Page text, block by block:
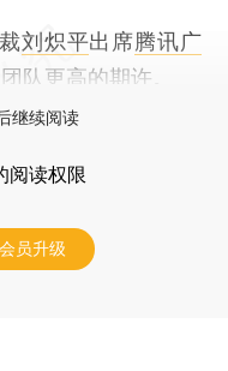
刘炽平出席腾讯广
队更高的期许。
继续阅读
阅读权限
员升级